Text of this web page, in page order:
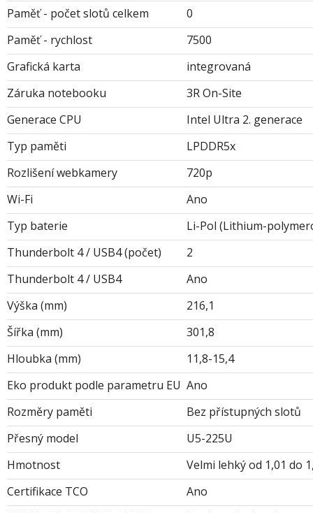
Paměť - počet slotů celkem
0
Paměť - rychlost
7500
Grafická karta
integrovaná
Záruka notebooku
3R On-Site
Generace CPU
Intel Ultra 2. generace
Typ paměti
LPDDR5x
Rozlišení webkamery
720p
Wi-Fi
Ano
Typ baterie
Li-Pol (Lithium-
Thunderbolt 4 / USB4 (počet)
2
Thunderbolt 4 / USB4
Ano
Výška (mm)
216,1
Šířka (mm)
301,8
Hloubka (mm)
11,8-15,4
Eko produkt podle parametru EU Ano
Rozměry paměti
Bez přístupných slotů
Přesný model
U5-225U
Hmotnost
Velmi lehký od 1,01 do
Certifikace TCO
Ano